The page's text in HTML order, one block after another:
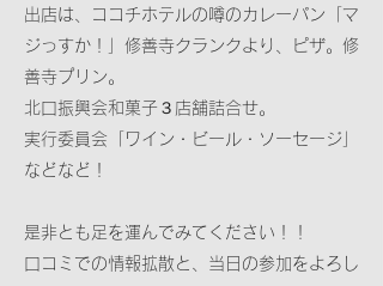
出店は、ココチホテルの噂のカレーパン「マ
ジっすか！」修善寺クランクより、ピザ。修
善寺プリン。
北口振興会和菓子３店舗詰合せ。
実行委員会「ワイン・ビール・ソーセージ」
などなど！
是非とも足を運んでみてください！！
口コミでの情報拡散と、当日の参加をよろし